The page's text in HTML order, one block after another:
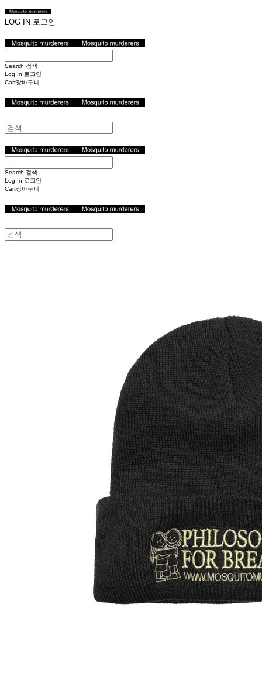
LOG IN 로그인
Search 검색
Log In 로그인
Cart장바구니
Search 검색
Log In 로그인
Cart장바구니